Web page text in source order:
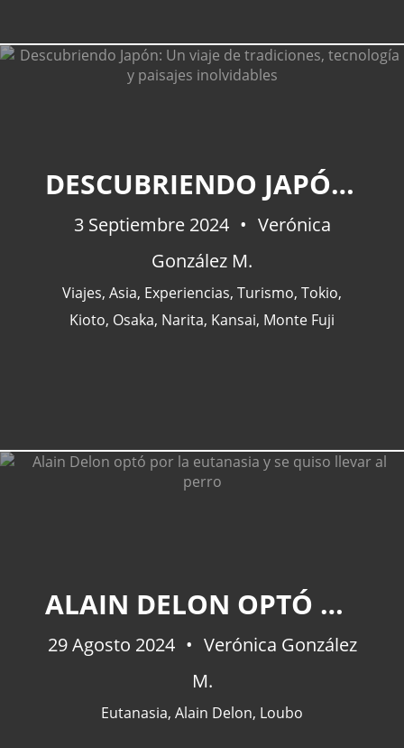
DESCUBRIENDO JAPÓN: UN VIAJE DE TRADICIONES, TECNOLOGÍA Y PAISAJES INOLVIDABLES
3 Septiembre 2024
Verónica
González M.
Viajes, Asia, Experiencias, Turismo, Tokio,
Kioto, Osaka, Narita, Kansai, Monte Fuji
ALAIN DELON OPTÓ POR LA EUTANASIA Y SE QUISO LLEVAR AL PERRO
29 Agosto 2024
Verónica González
M.
Eutanasia, Alain Delon, Loubo